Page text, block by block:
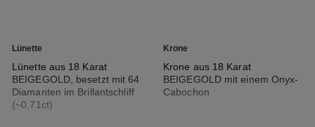
Lünette
Lünette aus 18 Karat
BEIGEGOLD, besetzt mit 64
Diamanten im Brillantschliff
(~0,71ct)
Krone
Krone aus 18 Karat
BEIGEGOLD mit einem Onyx-
Cabochon